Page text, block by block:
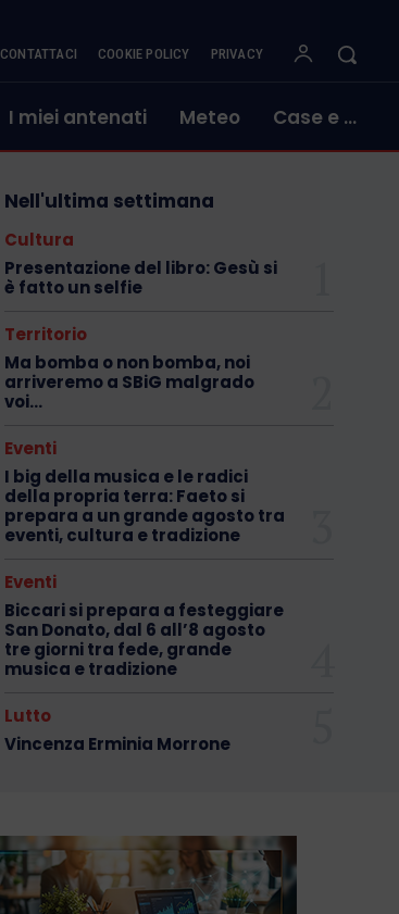
CONTATTACI COOKIE POLICY PRIVACY
I miei antenati Meteo Case e …
Nell'ultima settimana
Cultura
Presentazione del libro: Gesù si
è fatto un selfie
Territorio
Ma bomba o non bomba, noi
arriveremo a SBiG malgrado
voi…
Eventi
I big della musica e le radici
della propria terra: Faeto si
prepara a un grande agosto tra
eventi, cultura e tradizione
Eventi
Biccari si prepara a festeggiare
San Donato, dal 6 all’8 agosto
tre giorni tra fede, grande
musica e tradizione
Lutto
Vincenza Erminia Morrone